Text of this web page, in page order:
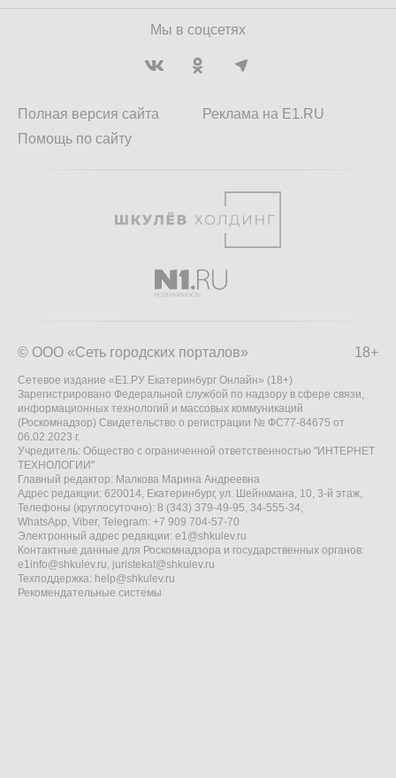
Мы в соцсетях
Полная версия сайта
Помощь по сайту
Реклама на E1.RU
18+
© ООО «Сеть городских порталов»
Сетевое издание «Е1.РУ Екатеринбург Онлайн» (18+)
Зарегистрировано Федеральной службой по надзору в сфере связи,
информационных технологий и массовых коммуникаций
(Роскомнадзор) Свидетельство о регистрации № ФС77-84675 от
06.02.2023 г.
Учредитель: Общество с ограниченной ответственностью "ИНТЕРНЕТ
ТЕХНОЛОГИИ"
Главный редактор: Малкова Марина Андреевна
Адрес редакции: 620014, Екатеринбург, ул. Шейнкмана, 10, 3-й этаж,
Телефоны (круглосуточно): 8 (343) 379-49-95, 34-555-34,
WhatsApp, Viber, Telegram: +7 909 704-57-70
Электронный адрес редакции: e1@shkulev.ru
Контактные данные для Роскомнадзора и государственных органов:
e1info@shkulev.ru, juristekat@shkulev.ru
Техподдержка: help@shkulev.ru
Рекомендательные системы